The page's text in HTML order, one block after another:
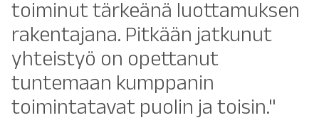
toiminut tärkeänä luottamuksen
rakentajana. Pitkään jatkunut
yhteistyö on opettanut
tuntemaan kumppanin
toimintatavat puolin ja toisin."